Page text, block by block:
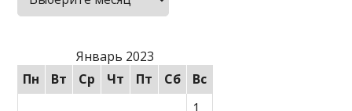
Январь 2023
Пн
Вт Ср Чт Пт Сб
Вс